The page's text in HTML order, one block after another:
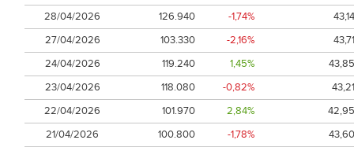
28/04/2026
126.940 -1,74%
43,14
27/04/2026
103.330 -2,16%
43,71
24/04/2026
119.240 1,45%
43,85
23/04/2026
118.080 -0,82%
43,21
22/04/2026
101.970 2,84%
42,95
21/04/2026
100.800 -1,78%
43,60